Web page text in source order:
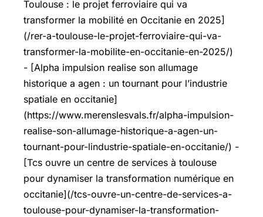
Toulouse : le projet ferroviaire qui va
transformer la mobilité en Occitanie en 2025]
(/rer-a-toulouse-le-projet-ferroviaire-qui-va-
transformer-la-mobilite-en-occitanie-en-2025/)
- [Alpha impulsion realise son allumage
historique a agen : un tournant pour l’industrie
spatiale en occitanie]
(https://www.merenslesvals.fr/alpha-impulsion-
realise-son-allumage-historique-a-agen-un-
tournant-pour-lindustrie-spatiale-en-occitanie/) -
[Tcs ouvre un centre de services à toulouse
pour dynamiser la transformation numérique en
occitanie](/tcs-ouvre-un-centre-de-services-a-
toulouse-pour-dynamiser-la-transformation-